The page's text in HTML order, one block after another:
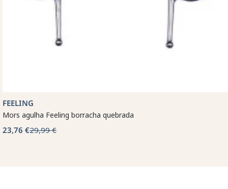
FEELING
Mors agulha Feeling borracha quebrada
23,76 €29,99 €